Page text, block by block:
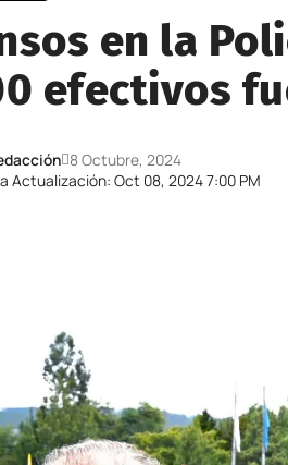
en la
efectivos
Actualización: Oct 08, 2024 7:00 PM
8 Octubre, 2024